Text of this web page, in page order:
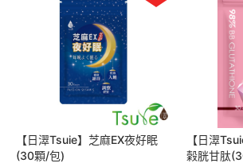
【日濢Tsuie】芝麻EX夜好眠
(30顆/包)
【日濢
榖胱甘肽